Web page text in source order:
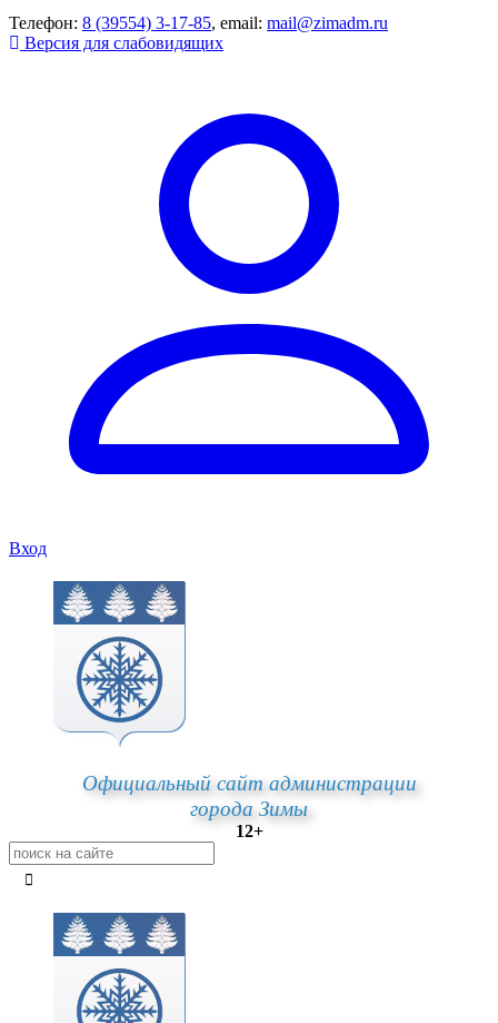
Телефон: 8 (39554) 3-17-85, email: mail@zimadm.ru
Версия для слабовидящих
Вход
Официальный сайт администрации
города Зимы
12+